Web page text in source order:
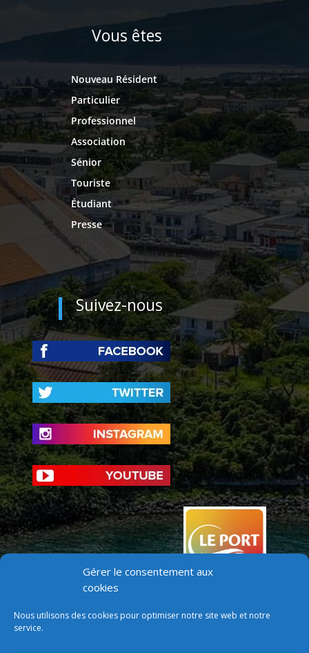
Gérer le consentement aux
cookies
Nous utilisons des cookies pour optimiser notre site web et notre
service.
Vous êtes
Nouveau Résident
Particulier
Professionnel
Association
Sénior
Touriste
Étudiant
Presse
Suivez-nous